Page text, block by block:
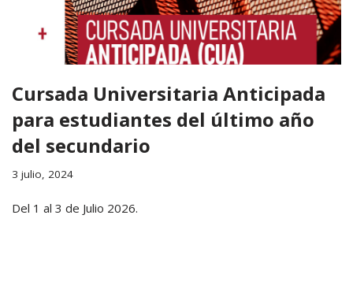
Cursada Universitaria Anticipada
para estudiantes del último año
del secundario
3 julio, 2024
Del 1 al 3 de Julio 2026.